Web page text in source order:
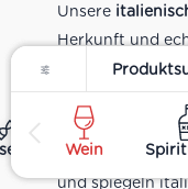
Wein
Unsere
Herkunft und
Pesto bis zu
verschiedenen
sind Teil
und spiegeln